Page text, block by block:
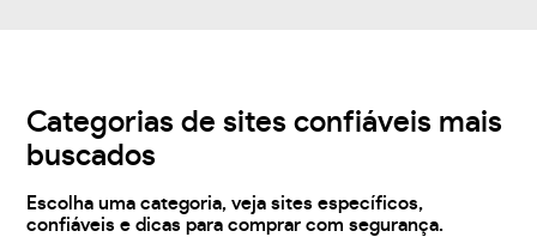
Categorias de sites confiáveis mais
buscados
Escolha uma categoria, veja sites específicos,
confiáveis e dicas para comprar com segurança.